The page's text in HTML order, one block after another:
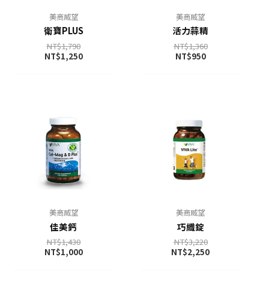
美商威望
衛寶PLUS
NT$1,790
NT$1,250
美商威望
活力蒜精
NT$1,360
NT$950
美商威望
佳美鈣
NT$1,430
NT$1,000
美商威望
巧纖錠
NT$3,220
NT$2,250